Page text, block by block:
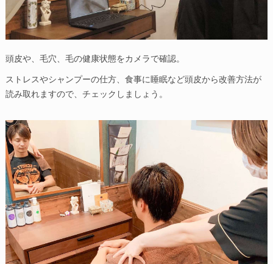
頭皮や、毛穴、毛の健康状態をカメラで確認。
ストレスやシャンプーの仕方、食事に睡眠など頭皮から改善方法が
読み取れますので、チェックしましょう。